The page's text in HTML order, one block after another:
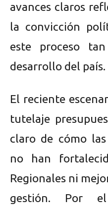
avances claros
la convicción
este proceso
desarrollo del país.
El reciente
tutelaje
claro de cómo
no han
Regionales ni
gestión. Por